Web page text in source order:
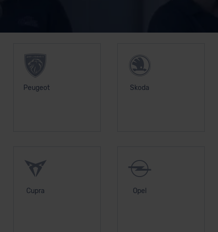
Peugeot Skoda
Cupra Opel